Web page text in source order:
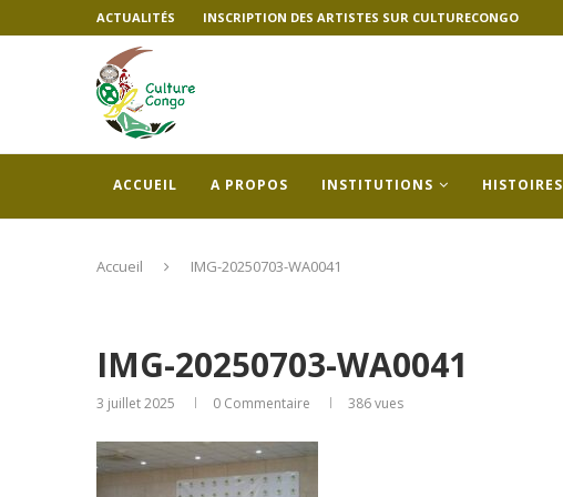
ACTUALITÉS INSCRIPTION DES ARTISTES SUR CULTURECONGO
ACCUEIL A PROPOS INSTITUTIONS HISTOIRES
Accueil IMG-20250703-WA0041
IMG-20250703-WA0041
3 juillet 2025 0 Commentaire 386vues